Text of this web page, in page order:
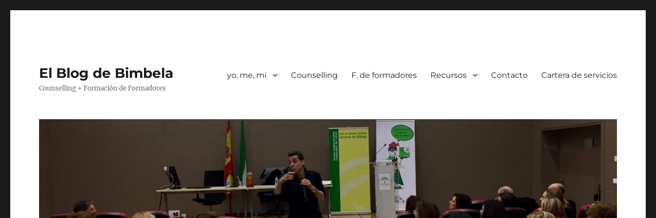
El Blog de Bimbela
Counselling + Formación de Formadores
yo, me, mi Counselling F. de formadores Recursos Contacto Cartera de servicios